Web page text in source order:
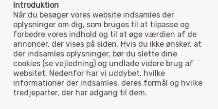
Introduktion
Når du besøger vores website indsamles der
oplysninger om dig, som bruges til at tilpasse og
forbedre vores indhold og til at øge værdien af de
annoncer, der vises på siden. Hvis du ikke ønsker, at
der indsamles oplysninger, bør du slette dine
cookies (se vejledning) og undlade videre brug af
websitet. Nedenfor har vi uddybet, hvilke
informationer der indsamles, deres formål og hvilke
tredjeparter, der har adgang til dem.